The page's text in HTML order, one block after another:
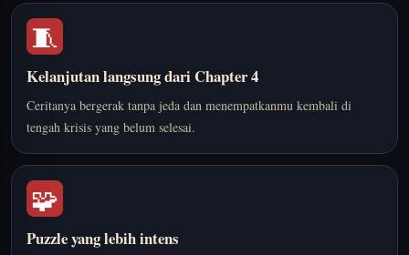
🧵
Kelanjutan langsung dari Chapter 4
Ceritanya bergerak tanpa jeda dan menempatkanmu kembali di
tengah krisis yang belum selesai.
🧩
Puzzle yang lebih intens